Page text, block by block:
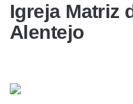
Igreja Matriz
Alentejo